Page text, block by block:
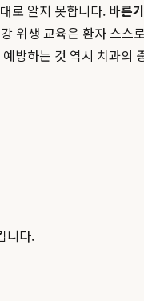
로 알지 못합니다. 바른
위생 교육은 환자 스스
방하는 것 역시 치과의
니다.